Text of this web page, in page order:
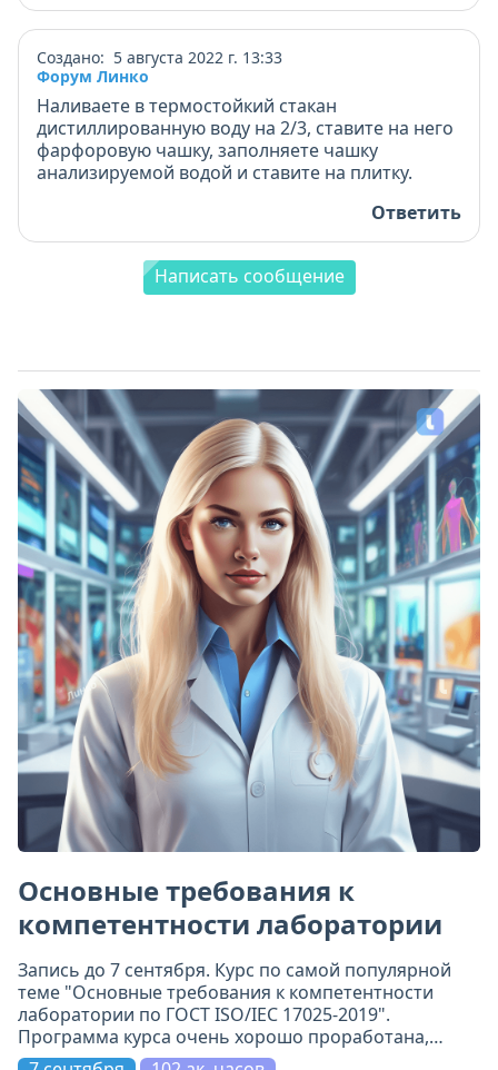
Создано: 5 августа 2022 г. 13:33
Форум Линко
Наливаете в термостойкий стакан
дистиллированную воду на 2/3, ставите на него
фарфоровую чашку, заполняете чашку
анализируемой водой и ставите на плитку.
Ответить
Написать сообщение
Основные требования к
компетентности лаборатории
Запись до 7 сентября. Курс по самой популярной
теме "Основные требования к компетентности
лаборатории по ГОСТ ISO/IEC 17025-2019".
Программа курса очень хорошо проработана,
включает 11 модулей. Всё по делу и на самом